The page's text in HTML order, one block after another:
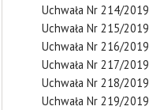
Uchwała Nr 214/2019
Uchwała Nr 215/2019
Uchwała Nr 216/2019
Uchwała Nr 217/2019
Uchwała Nr 218/2019
Uchwała Nr 219/2019